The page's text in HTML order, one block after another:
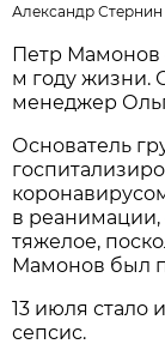
Александр Стернин
Петр Мамонов
м году жизни.
менеджер
Основатель
в реанимации,
тяжелое,
Мамонов был
13 июля стало
сепсис.